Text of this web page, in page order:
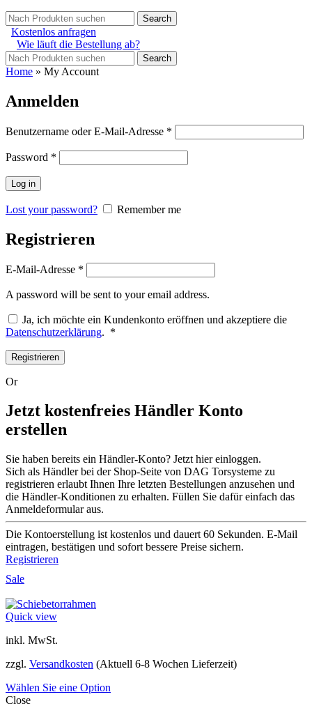
Search
Kostenlos anfragen
Wie läuft die Bestellung ab?
Search
Home » My Account
Anmelden
Benutzername oder E-Mail-Adresse *
Password *
Log in
Lost your password? Remember me
Registrieren
E-Mail-Adresse *
A password will be sent to your email address.
Ja, ich möchte ein Kundenkonto eröffnen und akzeptiere die
Datenschutzerklärung. *
Registrieren
Or
Jetzt kostenfreies Händler Konto
erstellen
Sie haben bereits ein Händler-Konto? Jetzt hier einloggen.
Sich als Händler bei der Shop-Seite von DAG Torsysteme zu
registrieren erlaubt Ihnen Ihre letzten Bestellungen anzusehen und
die Händler-Konditionen zu erhalten. Füllen Sie dafür einfach das
Anmeldeformular aus.
Die Kontoerstellung ist kostenlos und dauert 60 Sekunden. E-Mail
eintragen, bestätigen und sofort bessere Preise sichern.
Registrieren
Sale
Quick view
inkl. MwSt.
zzgl. Versandkosten (Aktuell 6-8 Wochen Lieferzeit)
Wählen Sie eine Option
Close